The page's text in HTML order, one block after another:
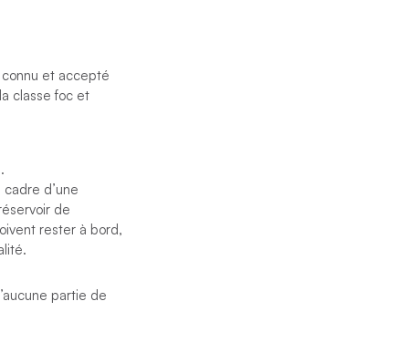
et accepté
classe foc et
d’une
de
rester à bord,
partie de